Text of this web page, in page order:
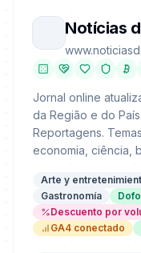
Notícias
Jornal online
da Região e do
Reportagens.
economia, ciência,
Arte y
Gastronomía
Descuento por
GA4 conectado